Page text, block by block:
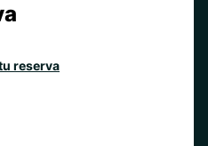
reserva